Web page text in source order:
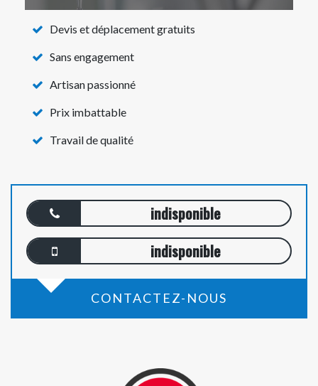
Devis et déplacement gratuits
Sans engagement
Artisan passionné
Prix imbattable
Travail de qualité
indisponible
indisponible
CONTACTEZ-NOUS